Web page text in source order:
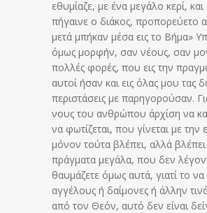
εθυμίαζε, με ένα μεγάλο κερί,
πήγαινε ο διάκος, προπορεύετο
μετά μπήκαν μέσα εις το Βήμα»
όμως μορφήν, σαν νέους, σαν
πολλές φορές, που εις την
αυτοί ήσαν και εις όλας μου τας
περιστάσεις με παρηγορούσαν.
νους του ανθρώπου άρχίση να
να φωτίζεται, που γίνεται με την
μόνον τούτα βλέπει, αλλά
πράγματα μεγάλα, που δεν
θαυμάζετε όμως αυτά, γιατί το να
αγγέλους ή δαίμονες ή άλλην
από τον Θεόν, αυτό δεν είναι